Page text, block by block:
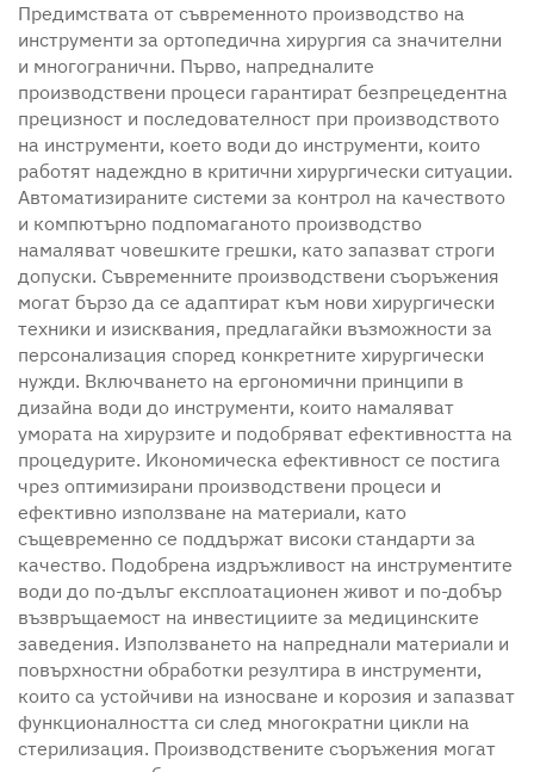
Предимствата от съвременното производство на
инструменти за ортопедична хирургия са значителни
и многогранични. Първо, напредналите
производствени процеси гарантират безпрецедентна
прецизност и последователност при производството
на инструменти, което води до инструменти, които
работят надеждно в критични хирургически ситуации.
Автоматизираните системи за контрол на качеството
и компютърно подпомаганото производство
намаляват човешките грешки, като запазват строги
допуски. Съвременните производствени съоръжения
могат бързо да се адаптират към нови хирургически
техники и изисквания, предлагайки възможности за
персонализация според конкретните хирургически
нужди. Включването на ергономични принципи в
дизайна води до инструменти, които намаляват
умората на хирурзите и подобряват ефективността на
процедурите. Икономическа ефективност се постига
чрез оптимизирани производствени процеси и
ефективно използване на материали, като
същевременно се поддържат високи стандарти за
качество. Подобрена издръжливост на инструментите
води до по-дълъг експлоатационен живот и по-добър
възвръщаемост на инвестициите за медицинските
заведения. Използването на напреднали материали и
повърхностни обработки резултира в инструменти,
които са устойчиви на износване и корозия и запазват
функционалността си след многократни цикли на
стерилизация. Производствените съоръжения могат